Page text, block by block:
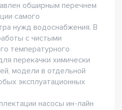
обширным перечнем
самого
нужд водоснабжения. В
с чистыми
температурного
перекачки химически
модели в отдельной
эксплуатационных
насосы ин-лайн